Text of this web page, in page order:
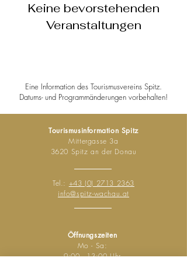
Keine bevorstehenden
Veranstaltungen
Eine Information des Tourismusvereins Spitz.
Datums- und Programmänderungen vorbehalten!
Tourismusinformation Spitz
Mittergasse 3a
3620 Spitz an der Donau
Tel.: +43 (0) 2713 2363
info@spitz-wachau.at
Öffnungszeiten
Mo - Sa:
9:00 - 13:00 Uhr